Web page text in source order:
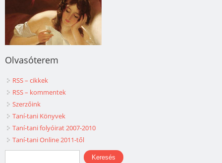
Olvasóterem
RSS – cikkek
RSS – kommentek
Szerzőink
Taní-tani Könyvek
Taní-tani folyóirat 2007-2010
Taní-tani Online 2011-től
Keresés űrlap
Keresés